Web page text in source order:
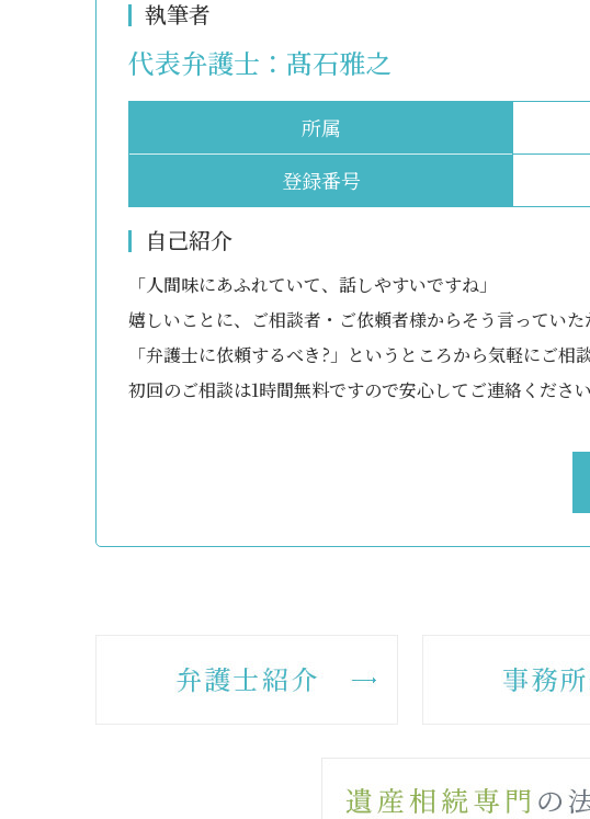
執筆者
代表弁護士： 髙石雅之
所属
登録番号
自己紹介
「人間味にあふれていて、話しやすいですね」
嬉しいことに、ご相談者・ご依頼者様からそう言っていた
「弁護士に依頼するべき?」というところから気軽にご相
初回のご相談は1時間無料ですので安心してご連絡ください